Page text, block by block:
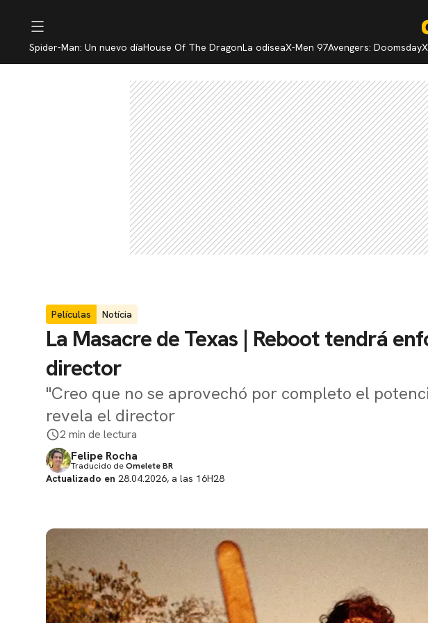
Spider-Man: Un nuevo díaHouse Of The DragonLa odiseaX-Men 97Avengers: Doomsday
Películas Notícia
La Masacre de Texas | Reboot tendrá
director
"Creo que no se aprovechó por completo el
revela el director
2 min de lectura
Felipe Rocha
Traducido deOmelete BR
Actualizado en 28.04.2026, a las 16H28